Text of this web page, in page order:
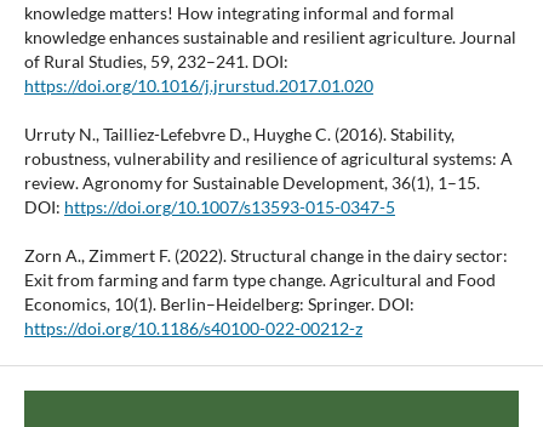
knowledge matters! How integrating informal and formal
knowledge enhances sustainable and resilient agriculture. Journal
of Rural Studies, 59, 232–241. DOI:
https://doi.org/10.1016/j.jrurstud.2017.01.020
Urruty N., Tailliez-Lefebvre D., Huyghe C. (2016). Stability,
robustness, vulnerability and resilience of agricultural systems: A
review. Agronomy for Sustainable Development, 36(1), 1–15.
DOI: https://doi.org/10.1007/s13593-015-0347-5
Zorn A., Zimmert F. (2022). Structural change in the dairy sector:
Exit from farming and farm type change. Agricultural and Food
Economics, 10(1). Berlin–Heidelberg: Springer. DOI:
https://doi.org/10.1186/s40100-022-00212-z